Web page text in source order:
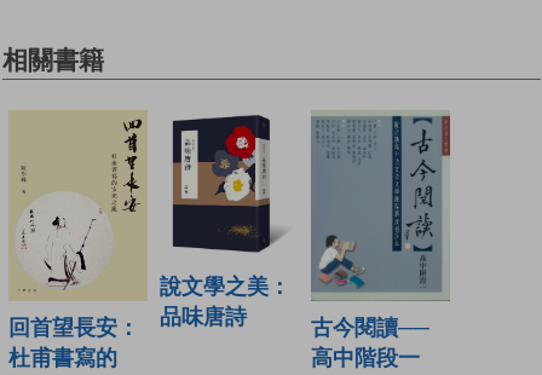
相關書籍
回首望長安：
杜甫書寫的
說文學之美：
品味唐詩
古今閱讀──
高中階段一